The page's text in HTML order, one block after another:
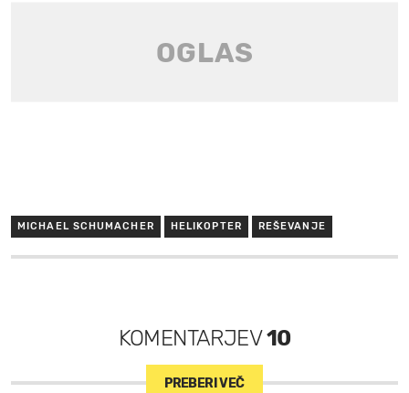
MICHAEL SCHUMACHER HELIKOPTER REŠEVANJE
KOMENTARJEV10
PREBERI VEČ